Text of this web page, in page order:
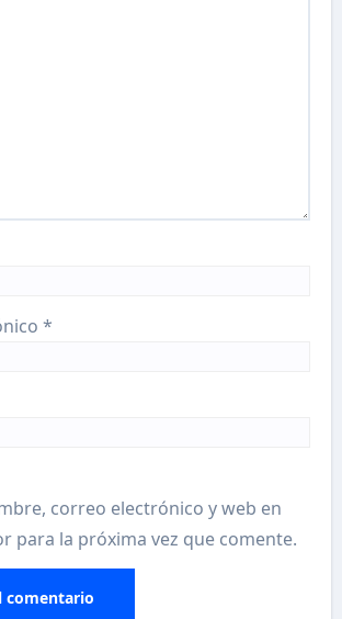
*
correo electrónico y web en
para la próxima vez que comente.